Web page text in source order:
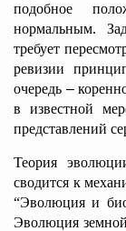
подобное
нормальным.
требует
ревизии
очередь –
в известной
представлений
Теория
сводится к
“Эволюция и
Эволюция